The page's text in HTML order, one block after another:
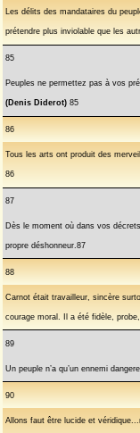
Les délits des mandataires du
prétendre plus inviolable que les
85
Peuples ne permettez pas à vos
(Denis Diderot) 85
86
Tous les arts ont produit des
86
87
Dès le moment où dans vos
propre déshonneur.87
88
Carnot était travailleur, sincère
courage moral. Il a été fidèle,
89
Un peuple n’a qu’un ennemi
90
Allons faut être lucide et